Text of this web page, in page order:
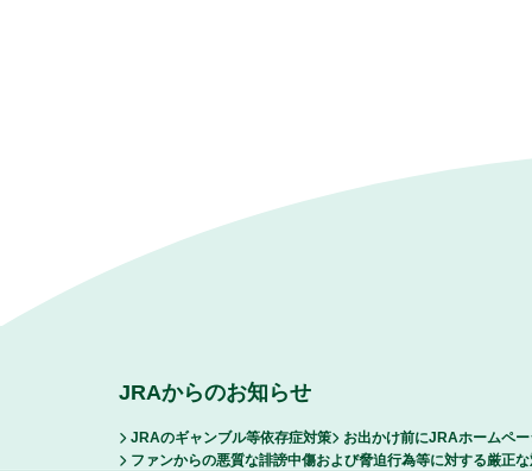
JRAからのお知らせ
JRAのギャンブル等依存症対策
お出かけ前にJRAホームペ
ファンからの悪質な誹謗中傷および脅迫行為等に対する厳正